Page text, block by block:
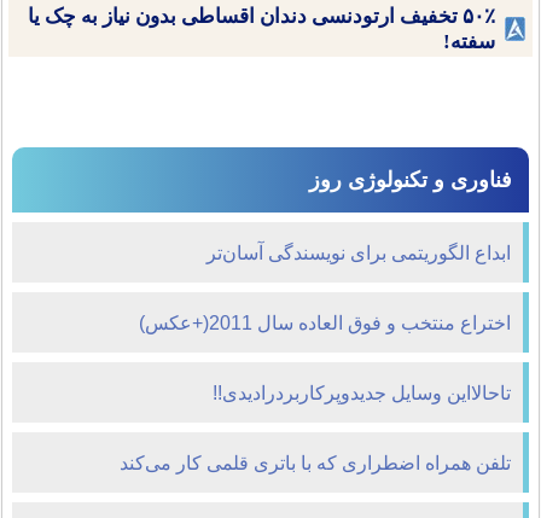
۵۰٪ تخفیف ارتودنسی دندان اقساطی بدون نیاز به چک یا
سفته!
فناوری و تکنولوژی روز
ابداع الگوریتمی برای نویسندگی آسان‌تر
اختراع منتخب و فوق العاده سال 2011(+عکس)
تاحالااین وسایل جدیدوپرکاربردرادیدی!!
تلفن همراه اضطراری که با باتری قلمی کار می‌کند